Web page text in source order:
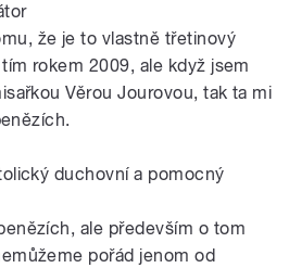
že je to vlastně třetinový
rokem 2009, ale když jsem
Věrou Jourovou, tak ta mi
duchovní a pomocný
ale především o tom
pořád jenom od